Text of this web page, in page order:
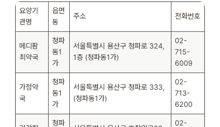
요양기
관명
읍면
동
주소 전화번호
메디팜
최약국
청파
동1
가
서울특별시 용산구 청파로 324,
1층 (청파동1가)
02-
715-
6009
가정약
국
청파
동1
가
서울특별시 용산구 청파로 333,
(청파동1가)
02-
713-
6200
청파
02-